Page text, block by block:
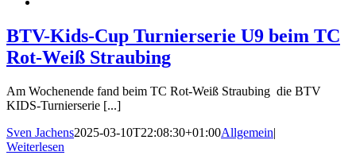
BTV-Kids-Cup Turnierserie U9 beim TC
Rot-Weiß Straubing
Am Wochenende fand beim TC Rot-Weiß Straubing die BTV
KIDS-Turnierserie [...]
Sven Jachens2025-03-10T22:08:30+01:00Allgemein|
Weiterlesen